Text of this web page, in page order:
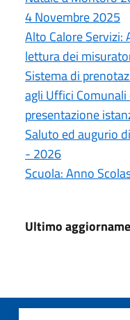
4 Novembre 2025
Alto Calore Servizi:
lettura dei
Sistema di
agli Uffici
presentazione
Saluto ed augurio
- 2026
Scuola: Anno
Ultimo